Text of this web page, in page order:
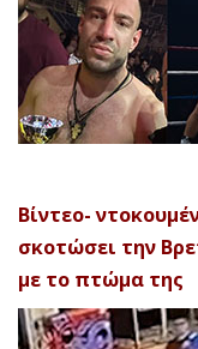
Βίντεο-
σκοτώσει την
με το πτώμα της